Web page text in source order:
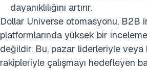
dayanıklılığını artırır.
Dollar Universe otomasyonu, B2B
platformlarında yüksek bir
değildir. Bu, pazar liderleriyle veya
rakipleriyle çalışmayı hedefleyen